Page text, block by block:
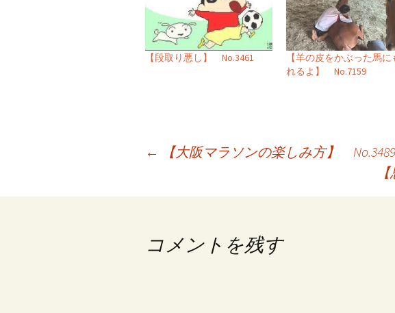
【段取り悪し】 No.3461
【羊の皮をかぶった馬に
れるよ】 No.7159
←
【大阪マラソンの楽しみ方】 No.3489
コメントを残す